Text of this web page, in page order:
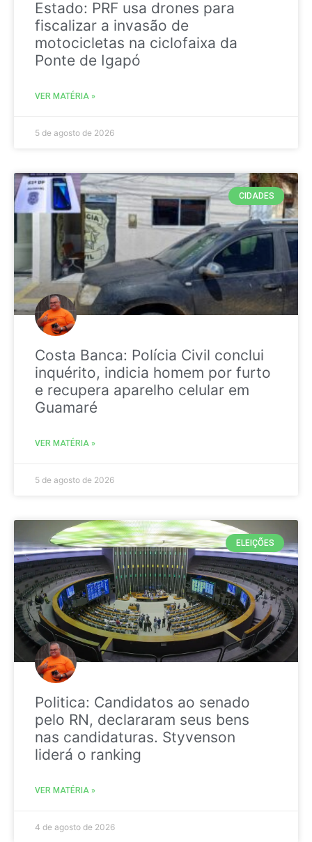
Estado: PRF usa drones para
fiscalizar a invasão de
motocicletas na ciclofaixa da
Ponte de Igapó
VER MATÉRIA »
5 de agosto de 2026
CIDADES
Costa Banca: Polícia Civil conclui
inquérito, indicia homem por furto
e recupera aparelho celular em
Guamaré
VER MATÉRIA »
5 de agosto de 2026
ELEIÇÕES
Politica: Candidatos ao senado
pelo RN, declararam seus bens
nas candidaturas. Styvenson
liderá o ranking
VER MATÉRIA »
4 de agosto de 2026